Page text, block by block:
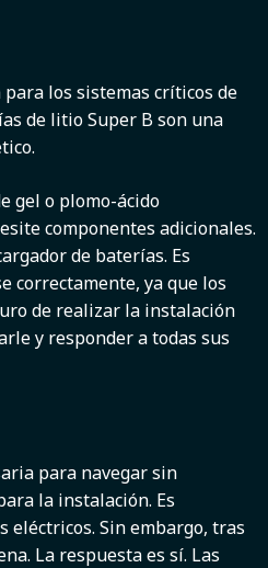
los sistemas críticos de
de litio Super B son una
gel o plomo-ácido
componentes adicionales.
de baterías. Es
correctamente, ya que los
de realizar la instalación
y responder a todas sus
para navegar sin
la instalación. Es
eléctricos. Sin embargo, tras
La respuesta es sí. Las